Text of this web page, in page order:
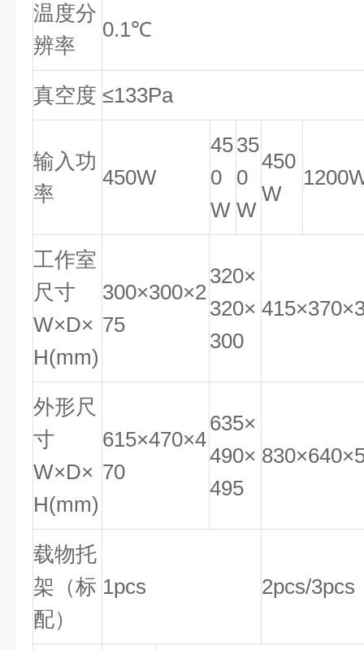
温度分
辨率
0.1℃
真空度 ≤133Pa
输入功
率
450W
45
0
W
35
0
W
450
W
工作室
尺寸
W×D×
H(mm)
300×300×2
75
320×
320×
300
外形尺
寸
W×D×
H(mm)
615×470×4
70
635×
490×
495
载物托
架（标
配）
1pcs 2pcs/3pcs